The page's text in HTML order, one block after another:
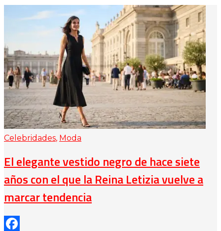
Celebridades, Moda
El elegante vestido negro de hace siete
años con el que la Reina Letizia vuelve a
marcar tendencia